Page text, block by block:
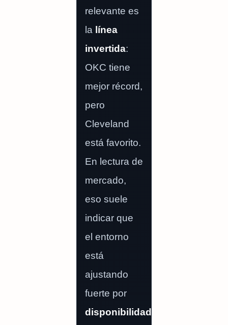
relevante es
la línea
invertida:
OKC tiene
mejor récord,
pero
Cleveland
está favorito.
En lectura de
mercado,
eso suele
indicar que
el entorno
está
ajustando
fuerte por
disponibilidad